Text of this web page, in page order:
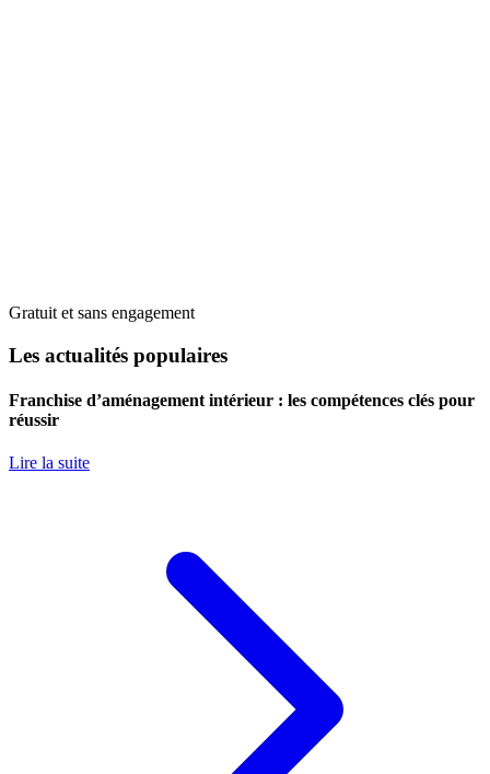
Gratuit et sans engagement
Les actualités populaires
Franchise d’aménagement intérieur : les compétences clés pour
réussir
Lire la suite